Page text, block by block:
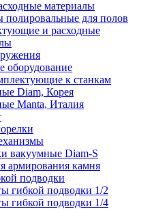
материалы
для полов
и расходные
оборудование
к станкам
Diam, Корея
Manta, Италия
вакуумные Diam-S
армирования камня
подводки
гибкой подводки 1/2
гибкой подводки 1/4